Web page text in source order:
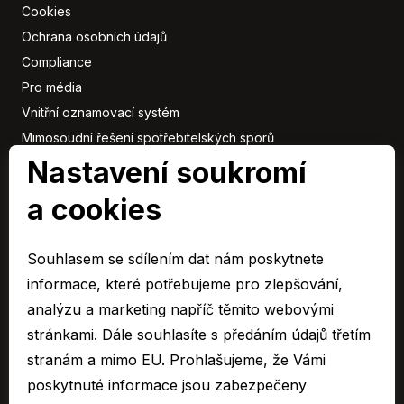
Cookies
Ochrana osobních údajů
Compliance
Pro média
Vnitřní oznamovací systém
Mimosoudní řešení spotřebitelských sporů
Sbírka listin
Členové
ARAVER CZ člen skupiny AUTO UH s.r.o.
EURO CAR Zlín člen skupiny AUTO UH s.r.o.
C&K člen skupiny AUTO UH a.s.
AUTO JIHLAVA člen skupiny AUTO UH s.r.o.
Autospol člen skupiny AUTO UH s.r.o.
Autospol Chery
Nastavení soukromí
a cookies
Souhlasem se sdílením dat nám poskytnete
informace, které potřebujeme pro zlepšování,
analýzu a marketing napříč těmito webovými
stránkami. Dále souhlasíte s předáním údajů třetím
stranám a mimo EU. Prohlašujeme, že Vámi
poskytnuté informace jsou zabezpečeny